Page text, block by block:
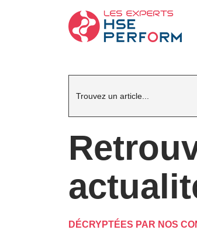
Search
DÉCRYPTÉES PAR NOS